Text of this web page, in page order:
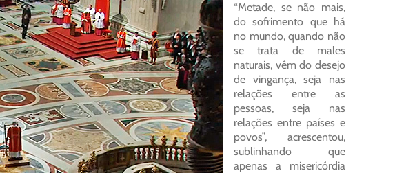
“Metade, se não mais,
do sofrimento que há
no mundo, quando não
se trata de males
naturais, vêm do desejo
de vingança, seja nas
relações entre as
pessoas, seja nas
relações entre países e
povos”, acrescentou,
sublinhando que
apenas a misericórdia